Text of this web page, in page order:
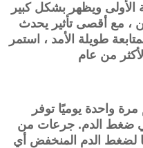
ويظهر بشكل كبير
، مع أقصى تأثير يحدث
المتابعة طويلة الأمد ، استمر
لأكثر من عام
إلى 900 مجم مرة واحدة يوميًا توفر
ضغط الدم. جرعات من
لضغط الدم المنخفض أي